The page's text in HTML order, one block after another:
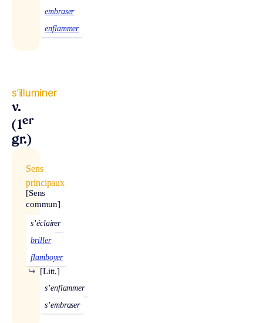
embraser
enflammer
s’illuminer
v.
(1er
gr.)
Sens
principaux
[Sens
commun]
s’éclairer
briller
flamboyer
[Litt.]
↪
s’enflammer
s’embraser